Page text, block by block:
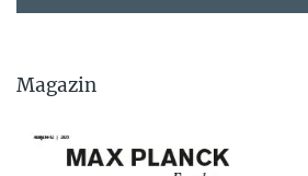
Magazin